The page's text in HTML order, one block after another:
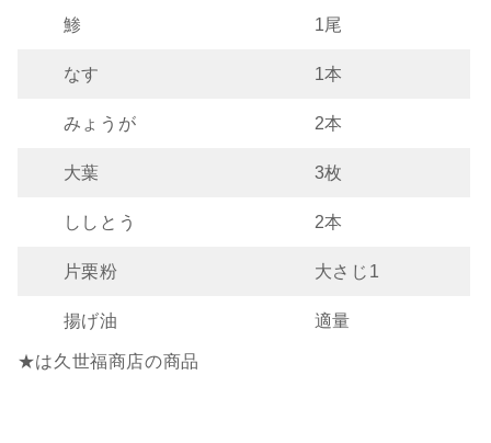
鯵 1尾
なす 1本
みょうが 2本
大葉 3枚
ししとう 2本
片栗粉 大さじ1
揚げ油 適量
★は久世福商店の商品